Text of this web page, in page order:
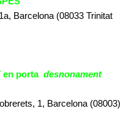
Barcelona (08033 Trinitat
en portadesnonament
1, Barcelona (08003)